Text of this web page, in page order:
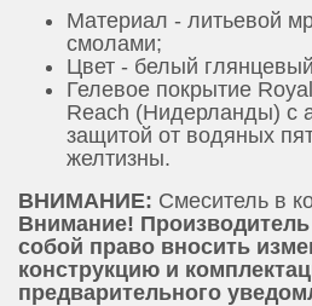
Материал - литьевой
смолами;
Цвет - белый
Гелевое покрытие
Reach (Нидерланды) с
защитой от водяных
желтизны.
ВНИМАНИЕ: Смеситель в
Внимание! Производитель
собой право вносить
конструкцию и
предварительного